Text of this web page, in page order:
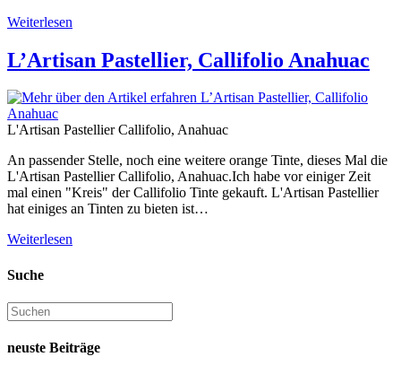
Weiterlesen
L’Artisan Pastellier, Callifolio Anahuac
L'Artisan Pastellier Callifolio, Anahuac
An passender Stelle, noch eine weitere orange Tinte, dieses Mal die
L'Artisan Pastellier Callifolio, Anahuac.Ich habe vor einiger Zeit
mal einen "Kreis" der Callifolio Tinte gekauft. L'Artisan Pastellier
hat einiges an Tinten zu bieten ist…
Weiterlesen
Suche
neuste Beiträge